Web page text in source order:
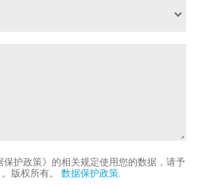
护政策》的相关规定使用您的数据，请予
版权所有。 数据保护政策.